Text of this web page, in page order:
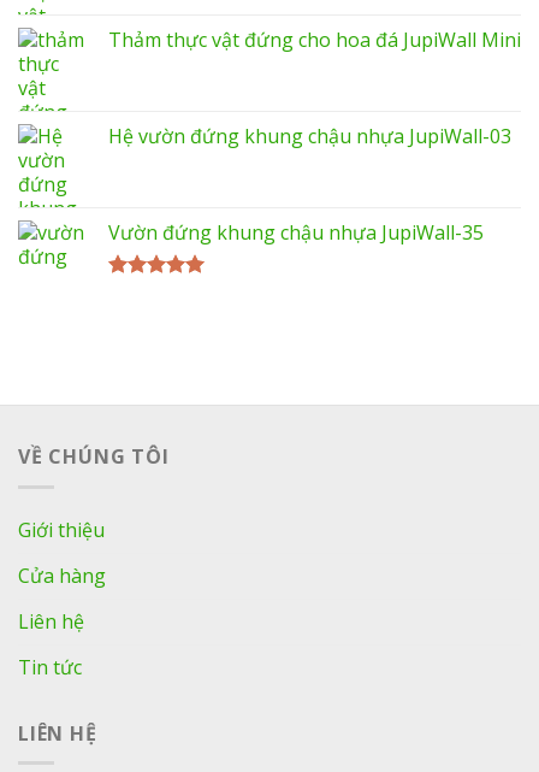
Thảm thực vật đứng cho hoa đá JupiWall Mini
Hệ vườn đứng khung chậu nhựa JupiWall-03
Vườn đứng khung chậu nhựa JupiWall-35
VỀ CHÚNG TÔI
Giới thiệu
Cửa hàng
Liên hệ
Tin tức
LIÊN HỆ